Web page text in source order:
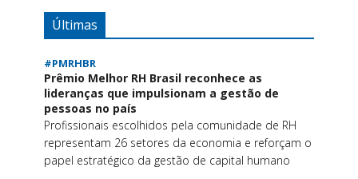
Últimas
#PMRHBR
Prêmio Melhor RH Brasil reconhece as
lideranças que impulsionam a gestão de
pessoas no país
Profissionais escolhidos pela comunidade de RH
representam 26 setores da economia e reforçam o
papel estratégico da gestão de capital humano